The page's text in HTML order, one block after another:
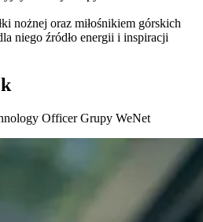
nożnej oraz miłośnikiem górskich
niego źródło energii i inspiracji
Officer Grupy WeNet